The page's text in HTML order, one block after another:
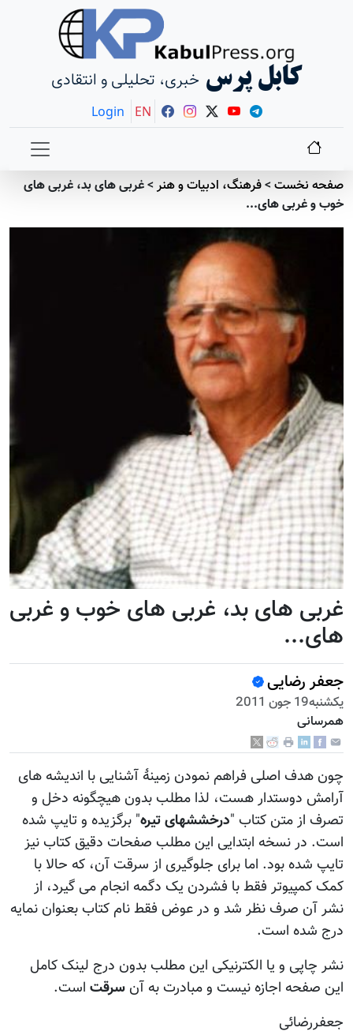
کابل پرس خبری، تحلیلی و انتقادی
Login EN
صفحه نخست>فرهنگ، ادبیات و هنر>غربی های بد، غربی های
خوب و غربی های...
غربی های بد، غربی های خوب و غربی
های...
جعفر رضایی
يكشنبه19 جون 2011
همرسانی
چون هدف اصلی فراهم نمودن زمینۀ آشنایی با اندیشه های
آرامش دوستدار هست، لذا مطلب بدون هیچگونه دخل و
تصرف از متن کتاب "درخششهای تیره" برگزیده و تایپ شده
است. در نسخه ابتدایی این مطلب صفحات دقیق کتاب نیز
تایپ شده بود. اما برای جلوگیری از سرقت آن، که حالا با
کمک کمپیوتر فقط با فشردن یک دگمه انجام می گیرد، از
نشر آن صرف نظر شد و در عوض فقط نام کتاب بعنوان نمایه
درج شده است.
نشر چاپی و یا الکترنیکی این مطلب بدون درج لینک کامل
این صفحه اجازه نیست و مبادرت به آن سرقت است.
جعفررضائی